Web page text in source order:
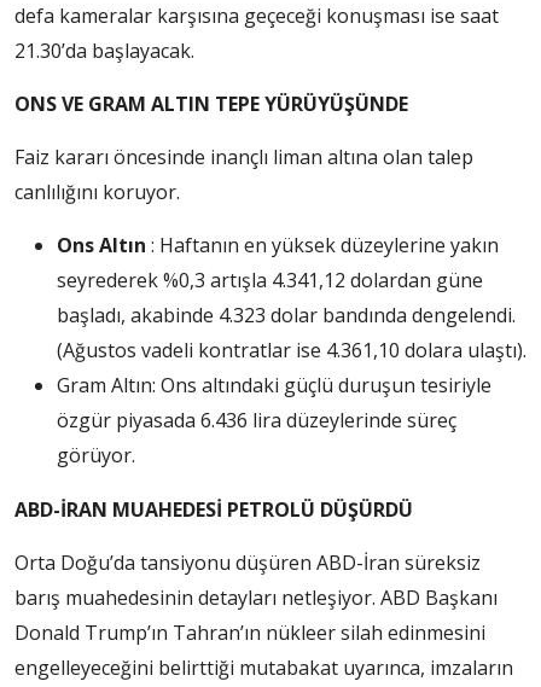
defa kameralar karşısına geçeceği konuşması ise saat
21.30’da başlayacak.
ONS VE GRAM ALTIN TEPE YÜRÜYÜŞÜNDE
Faiz kararı öncesinde inançlı liman altına olan talep
canlılığını koruyor.
Ons Altın : Haftanın en yüksek düzeylerine yakın
seyrederek %0,3 artışla 4.341,12 dolardan güne
başladı, akabinde 4.323 dolar bandında dengelendi.
(Ağustos vadeli kontratlar ise 4.361,10 dolara ulaştı).
Gram Altın: Ons altındaki güçlü duruşun tesiriyle
özgür piyasada 6.436 lira düzeylerinde süreç
görüyor.
ABD-İRAN MUAHEDESİ PETROLÜ DÜŞÜRDÜ
Orta Doğu’da tansiyonu düşüren ABD-İran süreksiz
barış muahedesinin detayları netleşiyor. ABD Başkanı
Donald Trump’ın Tahran’ın nükleer silah edinmesini
engelleyeceğini belirttiği mutabakat uyarınca, imzaların